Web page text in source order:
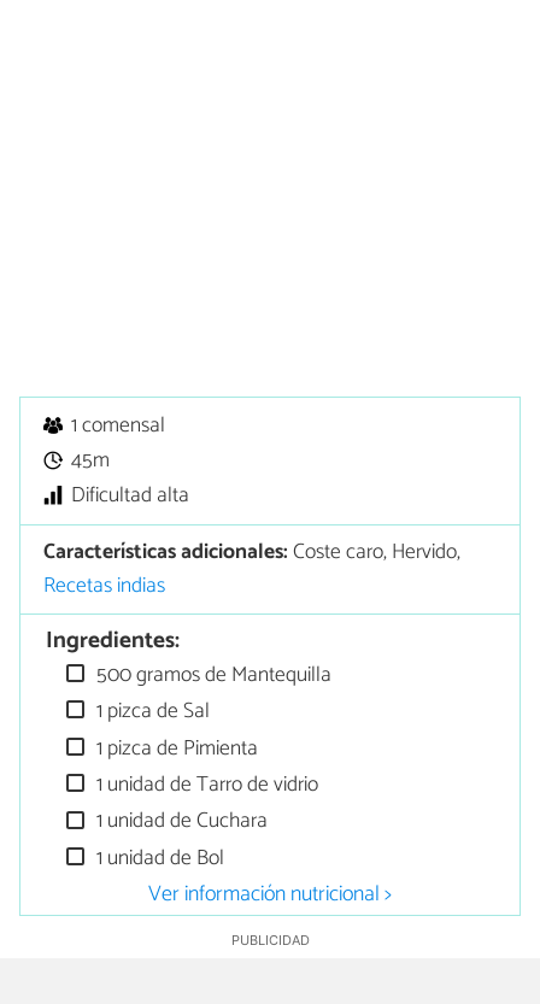
1 comensal
45m
Dificultad alta
Características adicionales:Coste caro, Hervido,
Recetas indias
Ingredientes:
500 gramos de Mantequilla
1 pizca de Sal
1 pizca de Pimienta
1 unidad de Tarro de vidrio
1 unidad de Cuchara
1 unidad de Bol
Ver información nutricional >